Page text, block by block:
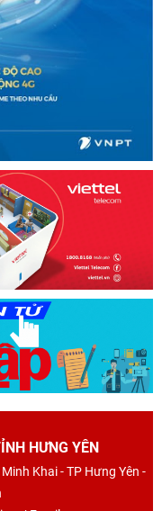
HƯNG YÊN
Khai - TP Hưng Yên -